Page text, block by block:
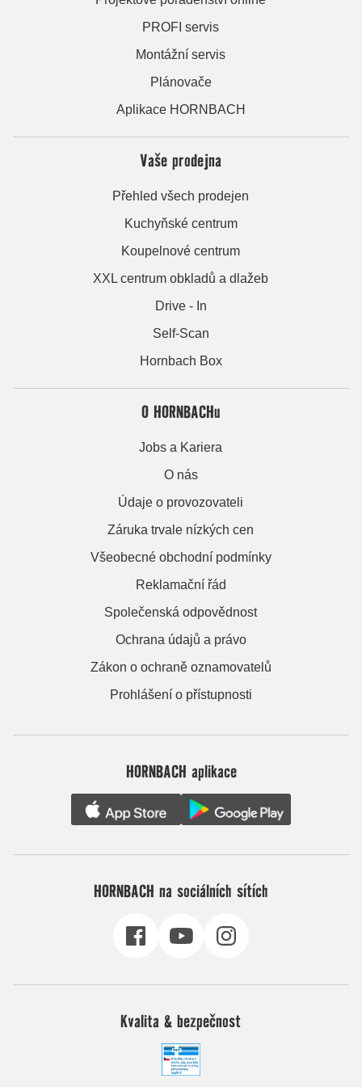
PROFI servis
Montážní servis
Plánovače
Aplikace HORNBACH
Vaše prodejna
Přehled všech prodejen
Kuchyňské centrum
Koupelnové centrum
XXL centrum obkladů a dlažeb
Drive - In
Self-Scan
Hornbach Box
O HORNBACHu
Jobs a Kariera
O nás
Údaje o provozovateli
Záruka trvale nízkých cen
Všeobecné obchodní podmínky
Reklamační řád
Společenská odpovědnost
Ochrana údajů a právo
Zákon o ochraně oznamovatelů
Prohlášení o přístupnosti
HORNBACH aplikace
HORNBACH na sociálních sítích
Kvalita & bezpečnost